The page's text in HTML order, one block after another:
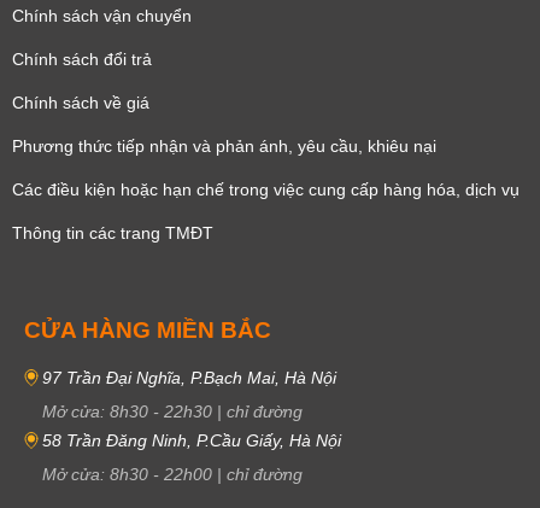
Chính sách vận chuyển
Chính sách đổi trả
Chính sách về giá
Phương thức tiếp nhận và phản ánh, yêu cầu, khiêu nại
Các điều kiện hoặc hạn chế trong việc cung cấp hàng hóa, dịch vụ
Thông tin các trang TMĐT
CỬA HÀNG MIỀN BẮC
97 Trần Đại Nghĩa, P.Bạch Mai, Hà Nội
Mở cửa: 8h30 - 22h30 | chỉ đường
58 Trần Đăng Ninh, P.Cầu Giấy, Hà Nội
Mở cửa: 8h30 - 22h00 | chỉ đường